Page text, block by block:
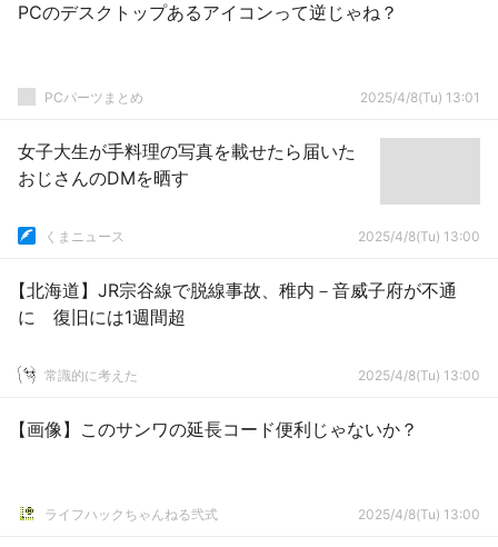
PCのデスクトップあるアイコンって逆じゃね？
PCパーツまとめ 2025/4/8(Tu) 13:01
女子大生が手料理の写真を載せたら届いた
おじさんのDMを晒す
くまニュース 2025/4/8(Tu) 13:00
【北海道】JR宗谷線で脱線事故、稚内－音威子府が不通
に 復旧には1週間超
常識的に考えた 2025/4/8(Tu) 13:00
【画像】このサンワの延長コード便利じゃないか？
ライフハックちゃんねる弐式 2025/4/8(Tu) 13:00